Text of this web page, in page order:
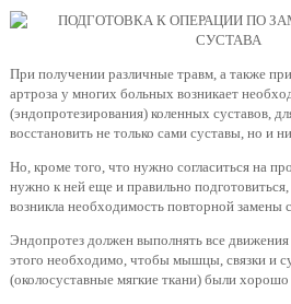
При получении различные травм, а также
артроза у многих больных возникает
(эндопротезирования) коленных суставов,
восстановить не только сами суставы, но и
Но, кроме того, что нужно согласиться на
нужно к ней еще и правильно
возникла необходимость повторной замены
Эндопротез должен выполнять все
этого необходимо, чтобы мышцы, связки и
(околосуставные мягкие ткани) были